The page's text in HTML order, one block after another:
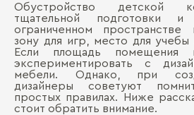
Обустройство детской
тщательной подготовки и
ограниченном пространстве
зону для игр, место для
Если площадь помещения
экспериментировать с
мебели. Однако, при
дизайнеры советуют
простых правилах. Ниже
стоит обратить внимание.